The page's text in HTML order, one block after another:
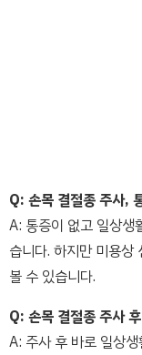
Q: 손목 결절종 주사,
A: 통증이 없고 일상생
습니다. 하지만 미용상
볼 수 있습니다.
Q: 손목 결절종 주사
A: 주사 후 바로 일상